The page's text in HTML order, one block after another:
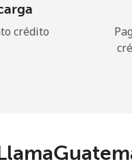
crédito